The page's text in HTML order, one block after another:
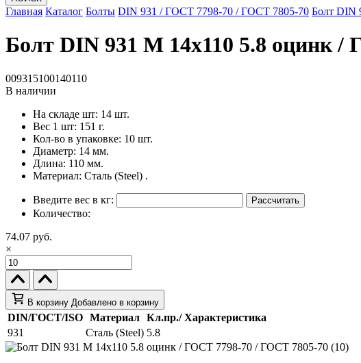
Главная Каталог Болты DIN 931 / ГОСТ 7798-70 / ГОСТ 7805-70 Болт DIN
Болт DIN 931 M 14x110 5.8 оцинк
009315100140110
В наличии
На складе шт: 14 шт.
Вес 1 шт: 151 г.
Кол-во в упаковке: 10 шт.
Диаметр: 14 мм.
Длина: 110 мм.
Материал: Сталь (Steel) .
Введите вес в кг: Рассчитать
Количество:
74.07 руб.
×
В корзину Добавлено в корзину
DIN/ГОСТ/ISO Материал Кл.пр./ Характеристика
931
Сталь (Steel) 5.8